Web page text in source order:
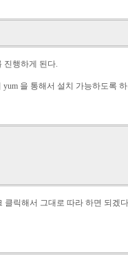
진행하게 된다.
을 통해서 설치 가능하도록
클릭해서 그대로 따라 하면 되겠